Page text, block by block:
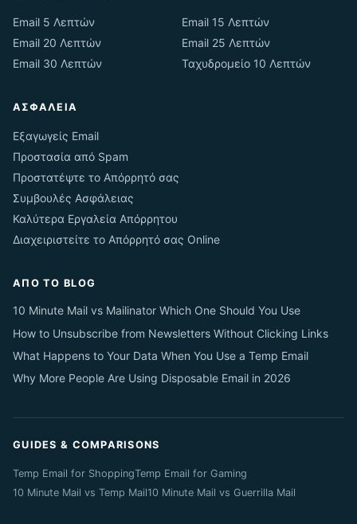
Email 5 Λεπτών
Email 15 Λεπτών
Email 20 Λεπτών
Email 25 Λεπτών
Email 30 Λεπτών
Ταχυδρομείο 10 Λεπτών
ΑΣΦΆΛΕΙΑ
Εξαγωγείς Email
Προστασία από Spam
Προστατέψτε το Απόρρητό σας
Συμβουλές Ασφάλειας
Καλύτερα Εργαλεία Απόρρητου
Διαχειριστείτε το Απόρρητό σας Online
ΑΠΌ ΤΟ BLOG
10 Minute Mail vs Mailinator Which One Should You Use
How to Unsubscribe from Newsletters Without Clicking Links
What Happens to Your Data When You Use a Temp Email
Why More People Are Using Disposable Email in 2026
GUIDES & COMPARISONS
Temp Email for ShoppingTemp Email for Gaming
10 Minute Mail vs Temp Mail10 Minute Mail vs Guerrilla Mail